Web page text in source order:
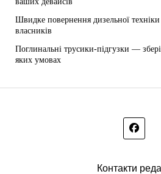
Швидке повернення дизельної
власників
Поглинальні трусики-підгузки —
яких умовах
Контакти